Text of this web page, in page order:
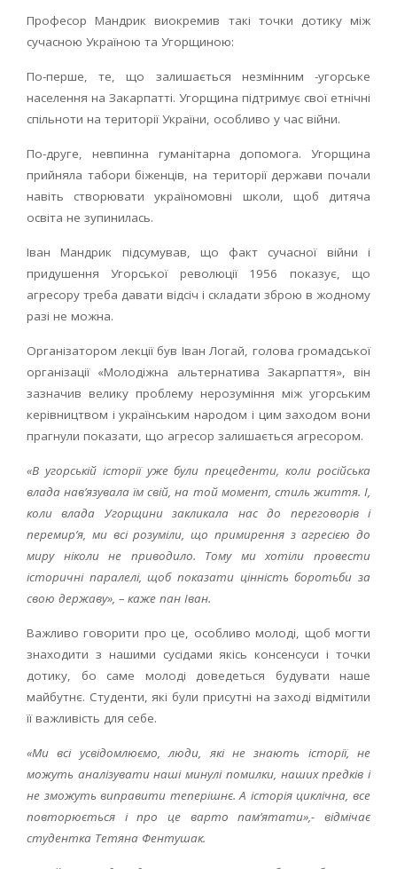
Професор Мандрик виокремив такі точки дотику між
сучасною Україною та Угорщиною:
По-перше, те, що залишається незмінним -угорське
населення на Закарпатті. Угорщина підтримує свої етнічні
спільноти на території України, особливо у час війни.
По-друге, невпинна гуманітарна допомога. Угорщина
прийняла табори біженців, на території держави почали
навіть створювати україномовні школи, щоб дитяча
освіта не зупинилась.
Іван Мандрик підсумував, що факт сучасної війни і
придушення Угорської революції 1956 показує, що
агресору треба давати відсіч і складати зброю в жодному
разі не можна.
Організатором лекції був Іван Логай, голова громадської
організації «Молодіжна альтернатива Закарпаття», він
зазначив велику проблему нерозуміння між угорським
керівництвом і українським народом і цим заходом вони
прагнули показати, що агресор залишається агресором.
«В угорській історії уже були прецеденти, коли російська
влада нав’язувала їм свій, на той момент, стиль життя. І,
коли влада Угорщини закликала нас до переговорів і
перемир’я, ми всі розуміли, що примирення з агресією до
миру ніколи не приводило. Тому ми хотіли провести
історичні паралелі, щоб показати цінність боротьби за
свою державу», – каже пан Іван.
Важливо говорити про це, особливо молоді, щоб могти
знаходити з нашими сусідами якісь консенсуси і точки
дотику, бо саме молоді доведеться будувати наше
майбутнє. Студенти, які були присутні на заході відмітили
її важливість для себе.
«Ми всі усвідомлюємо, люди, які не знають історії, не
можуть аналізувати наші минулі помилки, наших предків і
не зможуть виправити теперішнє. А історія циклічна, все
повторюється і про це варто пам’ятати»,- відмічає
студентка Тетяна Фентушак.